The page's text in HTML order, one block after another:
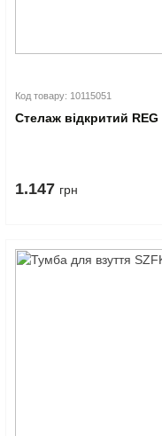
Код товару: 10115051
Стелаж відкритий
1.147 грн